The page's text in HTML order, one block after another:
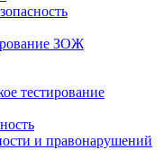
ЗОЖ
тестирование
и правонарушений